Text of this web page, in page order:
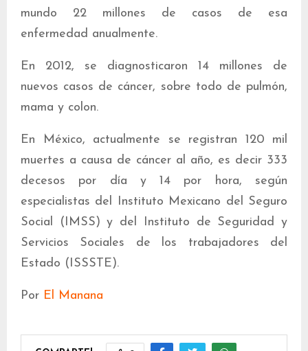
mundo 22 millones de casos de esa
enfermedad anualmente.
En 2012, se diagnosticaron 14 millones de
nuevos casos de cáncer, sobre todo de pulmón,
mama y colon.
En México, actualmente se registran 120 mil
muertes a causa de cáncer al año, es decir 333
decesos por día y 14 por hora, según
especialistas del Instituto Mexicano del Seguro
Social (IMSS) y del Instituto de Seguridad y
Servicios Sociales de los trabajadores del
Estado (ISSSTE).
Por El Manana